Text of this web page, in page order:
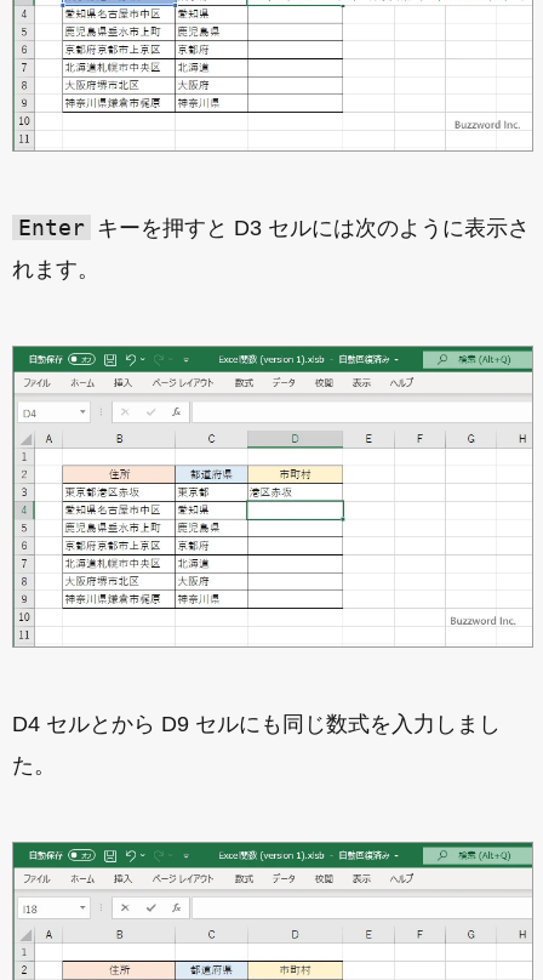
Enter キーを押すと D3 セルには次のように表示さ
れます。
D4 セルとから D9 セルにも同じ数式を入力しまし
た。